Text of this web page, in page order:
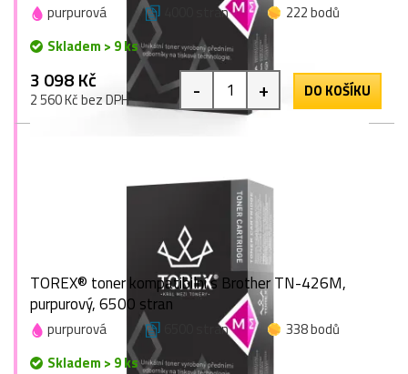
purpurová 4000 stran
222 bodů
Skladem > 9 ks
3 098 Kč
2 560 Kč bez DPH - + DO KOŠÍKU
TOREX® toner kompatibilní s Brother TN-426M,
purpurový, 6500 stran
purpurová 6500 stran
338 bodů
Skladem > 9 ks